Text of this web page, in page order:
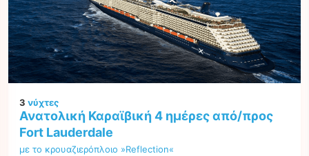
3 νύχτες
Ανατολική Καραϊβική 4 ημέρες από/προς
Fort Lauderdale
με το κρουαζιερόπλοιο »Reflection«